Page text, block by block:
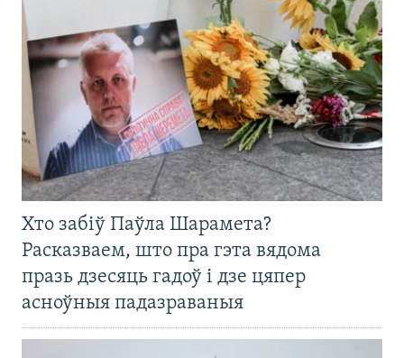
Хто забіў Паўла Шарамета?
Расказваем, што пра гэта вядома
празь дзесяць гадоў і дзе цяпер
асноўныя падазраваныя